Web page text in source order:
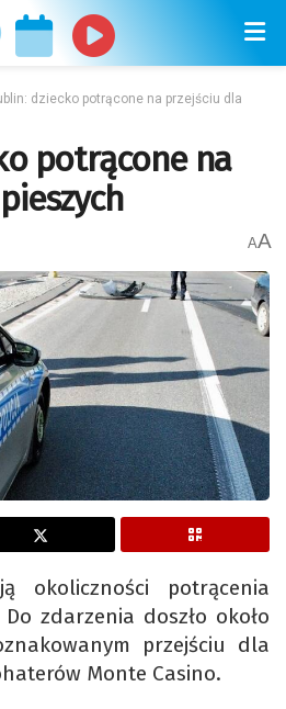
dziecko potrącone na przejściu dla
potrącone na
AA
okoliczności potrącenia
zdarzenia doszło około
przejściu dla
Monte Casino.